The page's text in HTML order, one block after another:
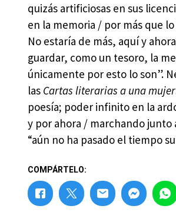
quizás artificiosas en sus
en la memoria / por más que
No estaría de más, aquí y
guardar, como un tesoro, la
únicamente por esto lo son”.
las Cartas literarias a una mujer
poesía; poder infinito en la
y por ahora / marchando junto
“aún no ha pasado el tiempo
COMPÁRTELO: